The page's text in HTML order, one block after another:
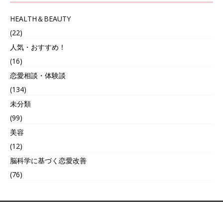
HEALTH＆BEAUTY
(22)
人気・おすすめ！
(16)
恋愛相談・体験談
(134)
未分類
(99)
美容
(12)
脳科学に基づく恋愛改善
(76)